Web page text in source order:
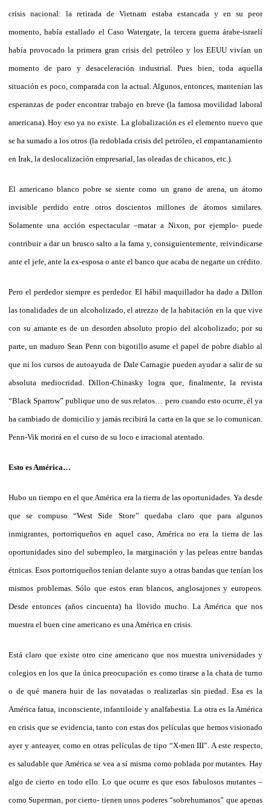
crisis nacional: la retirada de Vietnam estaba estancada y en su peor
momento, había estallado el Caso Watergate, la tercera guerra árabe-israelí
había provocado la primera gran crisis del petróleo y los EEUU vivían un
momento de paro y desaceleración industrial. Pues bien, toda aquella
situación es poco, comparada con la actual. Algunos, entonces, mantenían las
esperanzas de poder encontrar trabajo en breve (la famosa movilidad laboral
americana). Hoy eso ya no existe. La globalización es el elemento nuevo que
se ha sumado a los otros (la redoblada crisis del petróleo, el empantanamiento
en Irak, la deslocalización empresarial, las oleadas de chicanos, etc.).
El americano blanco pobre se siente como un grano de arena, un átomo
invisible perdido entre otros doscientos millones de átomos similares.
Solamente una acción espectacular –matar a Nixon, por ejemplo- puede
contribuir a dar un brusco salto a la fama y, consiguientemente, reivindicarse
ante el jefe, ante la ex-esposa o ante el banco que acaba de negarte un crédito.
Pero el perdedor siempre es perdedor. El hábil maquillador ha dado a Dillon
las tonalidades de un alcoholizado, el atrezzo de la habitación en la que vive
con su amante es de un desorden absoluto propio del alcoholizado; por su
parte, un maduro Sean Penn con bigotillo asume el papel de pobre diablo al
que ni los cursos de autoayuda de Dale Carnagie pueden ayudar a salir de su
absoluta mediocridad. Dillon-Chinasky logra que, finalmente, la revista
“Black Sparrow” publique uno de sus relatos… pero cuando esto ocurre, él ya
ha cambiado de domicilio y jamás recibirá la carta en la que se lo comunican.
Penn-Vik morirá en el curso de su loco e irracional atentado.
Esto es América…
Hubo un tiempo en el que América era la tierra de las oportunidades. Ya desde
que se compuso “West Side Store” quedaba claro que para algunos
inmigrantes, portorriqueños en aquel caso, América no era la tierra de las
oportunidades sino del subempleo, la marginación y las peleas entre bandas
étnicas. Esos portorriqueños tenían delante suyo a otras bandas que tenían los
mismos problemas. Sólo que estos eran blancos, anglosajones y europeos.
Desde entonces (años cincuenta) ha llovido mucho. La América que nos
muestra el buen cine americano es una América en crisis.
Está claro que existe otro cine americano que nos muestra universidades y
colegios en los que la única preocupación es como tirarse a la chata de turno
o de qué manera huir de las novatadas o realizarlas sin piedad. Esa es la
América fatua, inconsciente, infantiloide y analfabestia. La otra es la América
en crisis que se evidencia, tanto con estas dos películas que hemos visionado
ayer y anteayer, como en otras películas de tipo “X-men III”. A este respecto,
es saludable que América se vea a sí misma como poblada por mutantes. Hay
algo de cierto en todo ello. Lo que ocurre es que esos fabulosos mutantes –
como Superman, por cierto- tienen unos poderes “sobrehumanos” que apenas